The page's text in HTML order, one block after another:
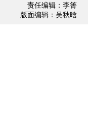
责任编辑：李箐
版面编辑：吴秋晗